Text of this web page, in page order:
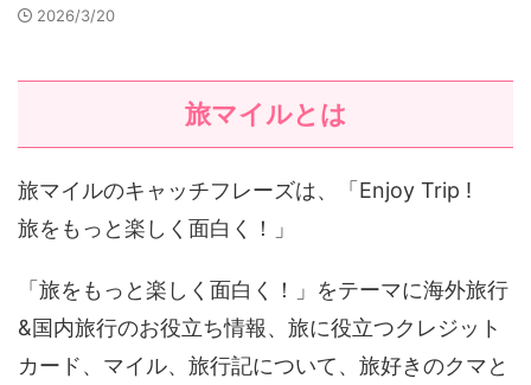
2026/3/20
旅マイルとは
旅マイルのキャッチフレーズは、「Enjoy Trip !
旅をもっと楽しく面白く！」
「旅をもっと楽しく面白く！」をテーマに海外旅行
&国内旅行のお役立ち情報、旅に役立つクレジット
カード、マイル、旅行記について、旅好きのクマと